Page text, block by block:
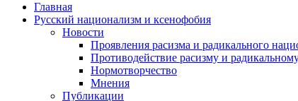
Главная
Русский национализм и ксенофобия
Новости
Проявления расизма и радикального
Противодействие расизму и
Нормотворчество
Мнения
Публикации